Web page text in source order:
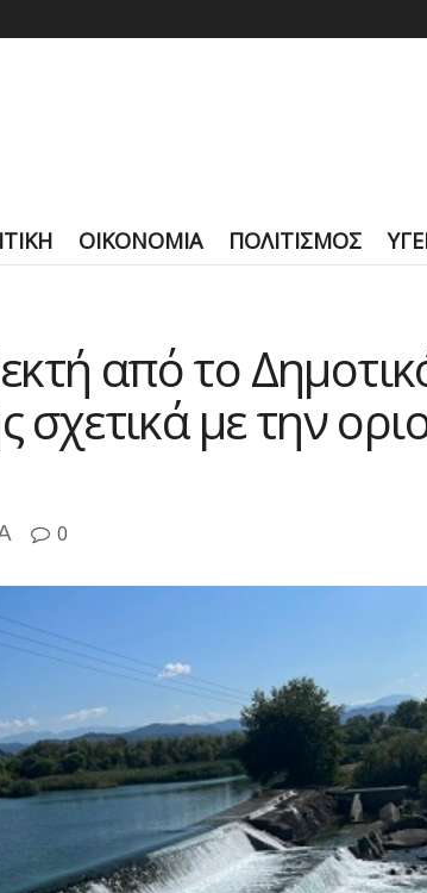
ΟΙΚΟΝΟΜΙΑ ΠΟΛΙΤΙΣΜΟΣ
από το
σχετικά με την
0